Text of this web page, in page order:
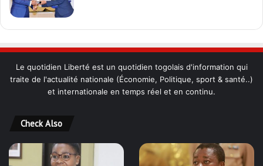
Le quotidien Liberté est un quotidien togolais d'information qui
traite de l'actualité nationale (Économie, Politique, sport & santé..)
et internationale en temps réel et en continu.
Check Also